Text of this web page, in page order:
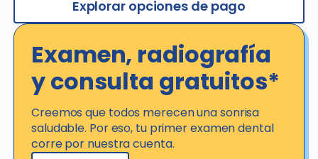
Explorar opciones de pago
Examen, radiografía
y consulta gratuitos*
Creemos que todos merecen una sonrisa
saludable. Por eso, tu primer examen dental
corre por nuestra cuenta.